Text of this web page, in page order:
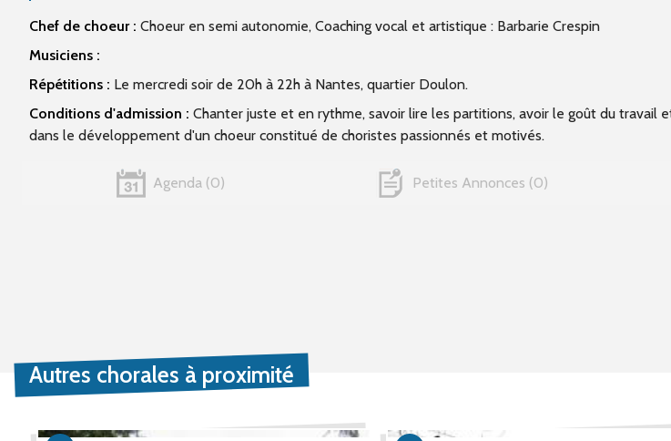
Chef de choeur : Choeur en semi autonomie, Coaching vocal et artistique : Barbarie Crespin
Musiciens :
Répétitions : Le mercredi soir de 20h à 22h à Nantes, quartier Doulon.
Conditions d'admission : Chanter juste et en rythme, savoir lire les partitions, avoir le goût du travail
dans le développement d'un choeur constitué de choristes passionnés et motivés.
Agenda 0 Petites Annonces 0
Autres chorales à proximité